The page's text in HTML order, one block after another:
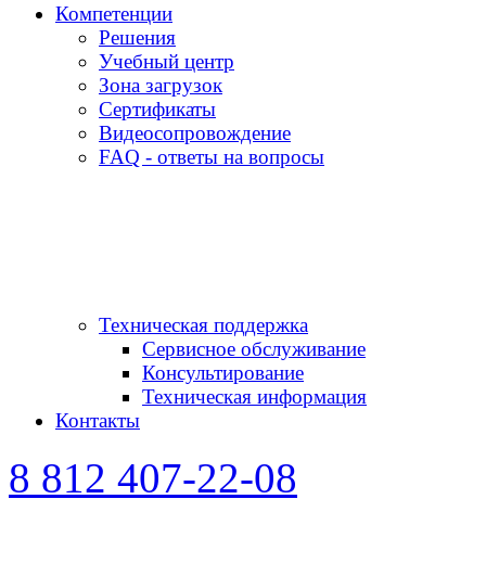
Компетенции
Решения
Учебный центр
Зона загрузок
Сертификаты
Видеосопровождение
FAQ - ответы на вопросы
Техническая поддержка
Сервисное обслуживание
Консультирование
Техническая информация
Контакты
8 812 407-22-08